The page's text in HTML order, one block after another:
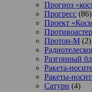
Прогноз
Прогресс (86)
Проект
Протон-М (2)
Разгонный
Ракета-
Ракеты-
Сатурн (4)